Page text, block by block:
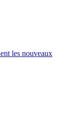
les nouveaux